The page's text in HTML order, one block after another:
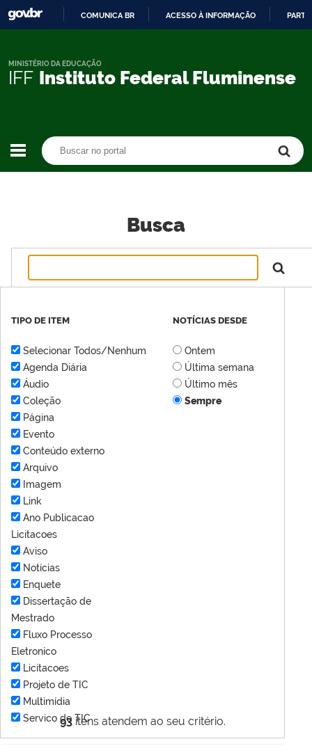
CONTEÚDO
COMUNICA BR ACESSO À INFORMAÇÃO
IFF Instituto Federal Fluminense
MINISTÉRIO DA EDUCAÇÃO
Busca
93itens atendem ao seu critério.
TIPO DE ITEM
Selecionar Todos/Nenhum
Agenda Diária
Áudio
Coleção
Página
Evento
Conteúdo externo
Arquivo
Imagem
Link
Ano Publicacao
Licitacoes
Aviso
Notícias
Enquete
Dissertação de
Mestrado
Fluxo Processo
Eletronico
Licitacoes
Projeto de TIC
Multimídia
Servico de TIC
NOTÍCIAS DESDE
Ontem
Última semana
Último mês
Sempre